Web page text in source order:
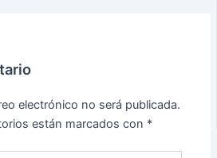
electrónico no será publicada.
están marcados con *